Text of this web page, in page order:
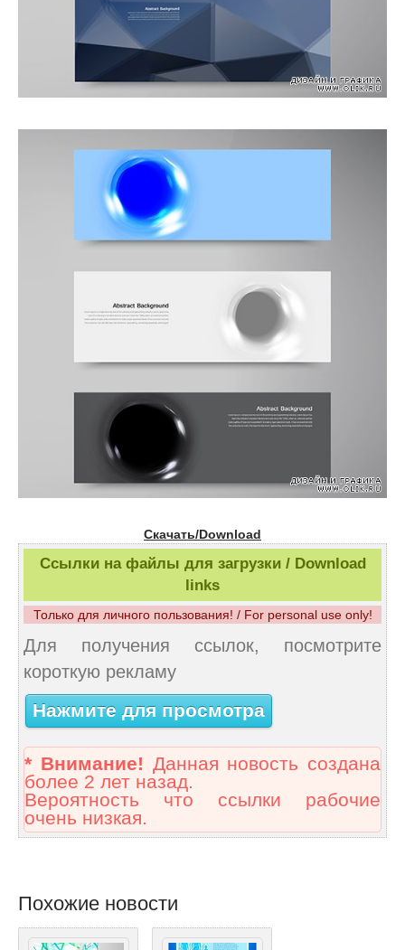
Скачать/Download
Ссылки на файлы для загрузки / Download
links
Только для личного пользования! / For personal use only!
Для получения ссылок, посмотрите
короткую рекламу
Нажмите для просмотра
* Внимание! Данная новость создана
более 2 лет назад.
Вероятность что ссылки рабочие
очень низкая.
Похожие новости